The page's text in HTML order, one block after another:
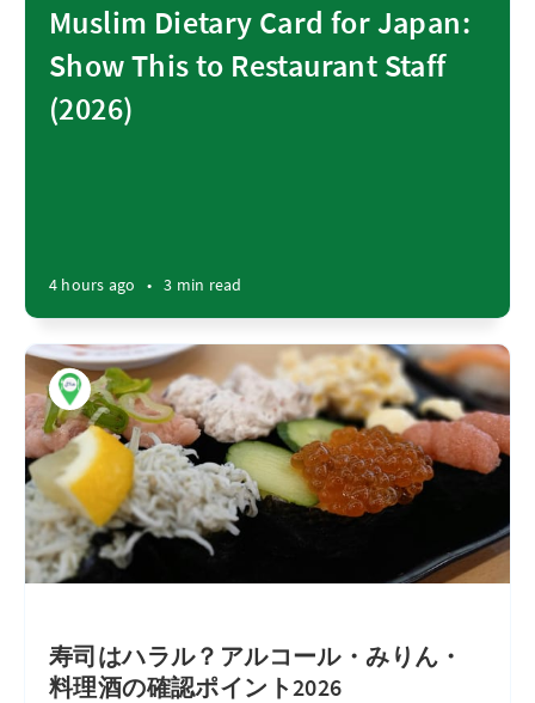
Muslim Dietary Card for Japan:
Show This to Restaurant Staff
(2026)
4 hours ago • 3 min read
寿司はハラル？アルコール・みりん・
料理酒の確認ポイント2026